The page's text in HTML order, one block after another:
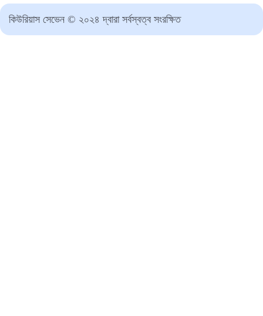
কিউরিয়াস সেভেন © ২০২৪ দ্বারা সর্বস্বত্ব সংরক্ষিত